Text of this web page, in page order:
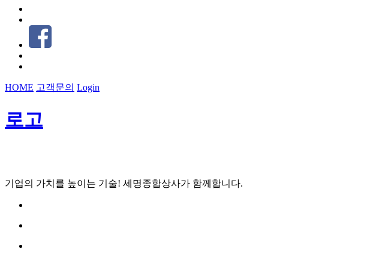
HOME 고객문의 Login
로고
기업의 가치를 높이는 기술! 세명종합상사가 함께합니다.